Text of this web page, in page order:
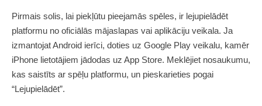
Pirmais solis, lai piekļūtu pieejamās spēles, ir lejupielādēt
platformu no oficiālās mājaslapas vai aplikāciju veikala. Ja
izmantojat Android ierīci, doties uz Google Play veikalu, kamēr
iPhone lietotājiem jādodas uz App Store. Meklējiet nosaukumu,
kas saistīts ar spēļu platformu, un pieskarieties pogai
“Lejupielādēt”.